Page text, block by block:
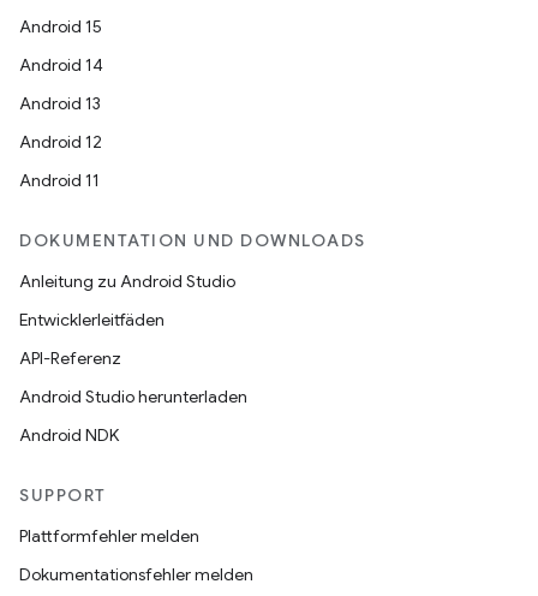
Android 15
Android 14
Android 13
Android 12
Android 11
DOKUMENTATION UND DOWNLOADS
Anleitung zu Android Studio
Entwicklerleitfäden
API-Referenz
Android Studio herunterladen
Android NDK
SUPPORT
Plattformfehler melden
Dokumentationsfehler melden